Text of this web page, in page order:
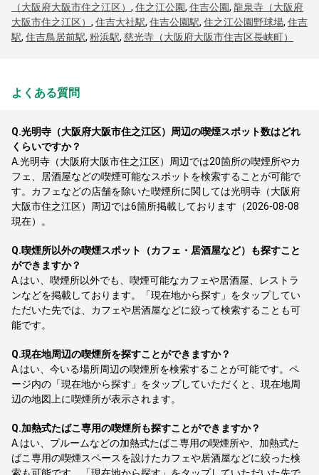
（大阪府大阪市住之江区） , 住之江公園, 住吉公園, 龍泉寺（大阪府
大阪市住之江区） , 住吉大社駅, 住吉公園駅, 住之江公園野球場, 住吉
駅, 住吉鳥居前駅, 粉浜駅, 慈光寺（大阪府大阪市住吉区長峡町）
よくある質問
Q.光明寺（大阪府大阪市住之江区）周辺の喫煙スポット数はどれ
くらいですか？
A.光明寺（大阪府大阪市住之江区）周辺では20箇所の喫煙所やカ
フェ、居酒屋などの喫煙可能なスポットを検索することが可能で
す。カフェなどの店舗を除いた喫煙所に関しては光明寺（大阪府
大阪市住之江区）周辺では6箇所掲載しております（2026-08-08
現在）。
Q.喫煙所以外の喫煙スポット（カフェ・居酒屋など）も探すこと
ができますか？
A. はい、喫煙所以外でも、喫煙可能なカフェや居酒屋、レストラ
ンなどを掲載しております。「現在地から探す」をタップしてい
ただいた先では、カフェや居酒屋などに絞って検索することも可
能です。
Q.現在地周辺の喫煙所を探すことができますか？
A. はい、今いる場所周辺の喫煙所を検索することが可能です。ペ
ージ内の「現在地から探す」をタップしていただくと、現在地周
辺の地図上に喫煙所が表示されます。
Q.加熱式たばこ専用の喫煙所も探すことができますか？
A. はい、プルームなどの加熱式たばこ専用の喫煙所や、加熱式た
ばこ専用の喫煙スペースを設けたカフェや居酒屋などに絞った検